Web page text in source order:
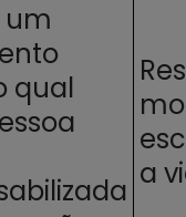
um
qual
a